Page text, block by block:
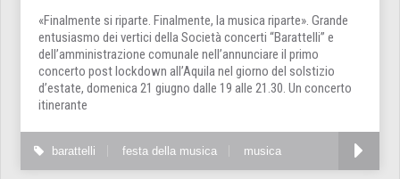
«Finalmente si riparte. Finalmente, la musica riparte». Grande
entusiasmo dei vertici della Società concerti “Barattelli” e
dell’amministrazione comunale nell’annunciare il primo
concerto post lockdown all’Aquila nel giorno del solstizio
d’estate, domenica 21 giugno dalle 19 alle 21.30. Un concerto
itinerante
barattelli festa della musica musica